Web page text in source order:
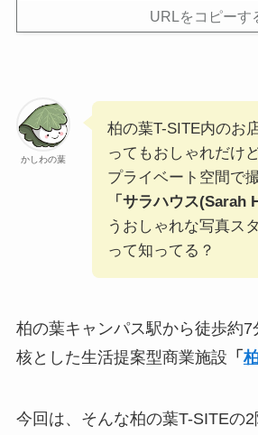
URLをコピーす
かしわの葉
柏の葉T-SITE内のお
ってもおしゃれだけ
プライベート空間で
「サラハウス(Sarah
うおしゃれな写真ス
って知ってる？
柏の葉キャンパス駅から徒歩約7
核とした生活提案型商業施設 「
今回は、そんな柏の葉T-SITEの